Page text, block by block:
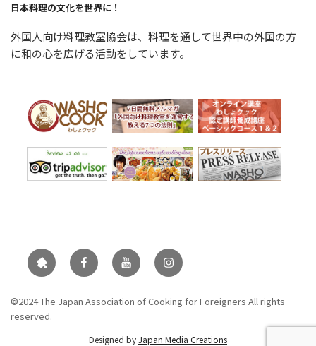
日本料理の文化を世界に！
外国人向け料理教室協会は、料理を通して世界中の外国の方
に和の心を広げる活動をしています。
ameba-
blog
FacebookYoutubeInstagram
©2024 The Japan Association of Cooking for Foreigners All rights
reserved.
Designed byJapan Media Creations